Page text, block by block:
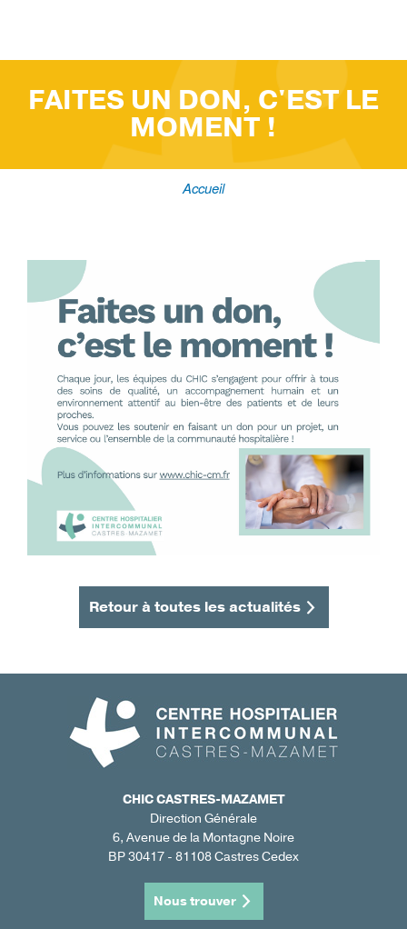
FAITES UN DON, C'EST LE
MOMENT !
Accueil
Retour à toutes les actualités
CHIC CASTRES-MAZAMET
Direction Générale
6, Avenue de la Montagne Noire
BP 30417 - 81108 Castres Cedex
Nous trouver